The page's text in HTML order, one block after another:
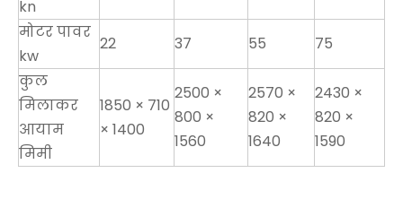
kn
मोटर पावर
kw
22 37 55
75
कुल
मिलाकर
आयाम
मिमी
1850 × 710
× 1400
2500 ×
800 ×
1560
2570 ×
820 ×
1640
2430 ×
820 ×
1590